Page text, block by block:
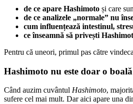
de ce apare Hashimoto și care
de ce analizele „normale” nu
cum influențează intestinul,
ce înseamnă să privești
Pentru că uneori, primul pas către
Hashimoto nu este doar o
Când auzim cuvântul Hashimoto,
sufere cel mai mult. Dar aici apare una